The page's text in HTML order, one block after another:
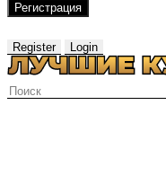
Регистрация
Register Login